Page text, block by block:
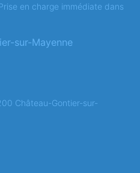
en charge immédiate dans
sur-Mayenne
Château-Gontier-sur-